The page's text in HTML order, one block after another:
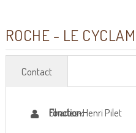
ROCHE - LE
Contact
Fonction:
Charles-Henri Pilet